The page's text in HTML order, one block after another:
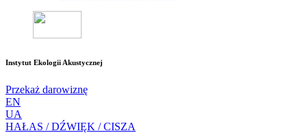
Instytut Ekologii Akustycznej
Przekaż darowiznę
EN
UA
HAŁAS / DŹWIĘK / CISZA